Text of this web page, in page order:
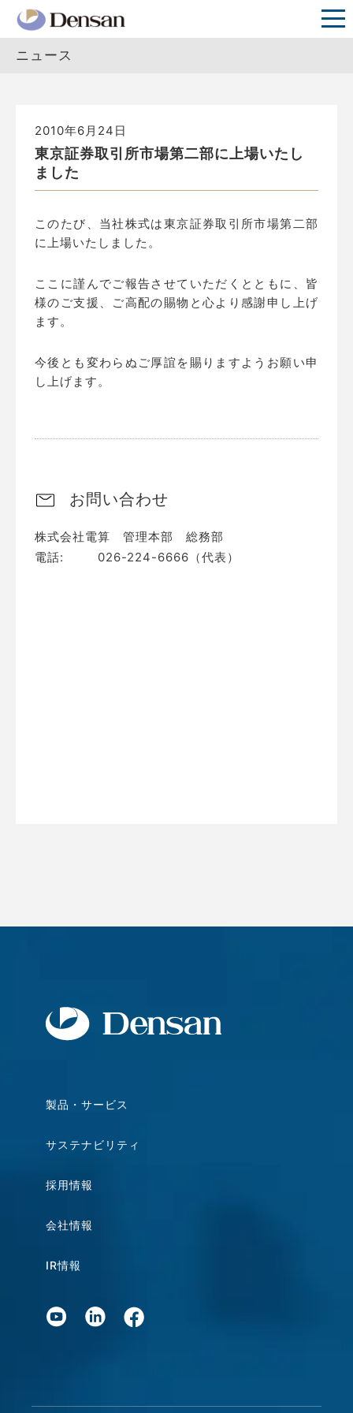
ニュース
2010年6月24日
東京証券取引所市場第二部に上場いたし
ました
このたび、当社株式は東京証券取引所市場第二部
に上場いたしました。
ここに謹んでご報告させていただくとともに、皆
様のご支援、ご高配の賜物と心より感謝申し上げ
ます。
今後とも変わらぬご厚誼を賜りますようお願い申
し上げます。
お問い合わせ
株式会社電算 管理本部 総務部
電話:
026-224-6666（代表）
製品・サービス
サステナビリティ
採用情報
会社情報
IR情報